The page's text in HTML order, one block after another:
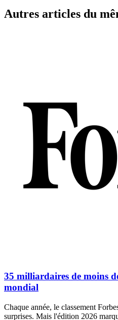
Autres articles du
35 milliardaires de moins
mondial
Chaque année, le classement
surprises. Mais l'édition 2026